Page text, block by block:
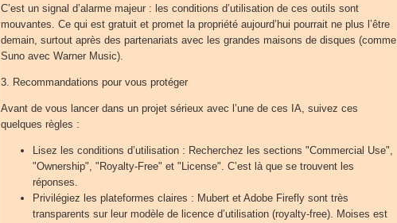
C’est un signal d’alarme majeur : les conditions d’utilisation de ces outils sont
mouvantes. Ce qui est gratuit et promet la propriété aujourd’hui pourrait ne plus l’être
demain, surtout après des partenariats avec les grandes maisons de disques (comme
Suno avec Warner Music).
3. Recommandations pour vous protéger
Avant de vous lancer dans un projet sérieux avec l’une de ces IA, suivez ces
quelques règles :
Lisez les conditions d’utilisation : Recherchez les sections "Commercial Use",
"Ownership", "Royalty-Free" et "License". C’est là que se trouvent les
réponses.
Privilégiez les plateformes claires : Mubert et Adobe Firefly sont très
transparents sur leur modèle de licence d’utilisation (royalty-free). Moises est